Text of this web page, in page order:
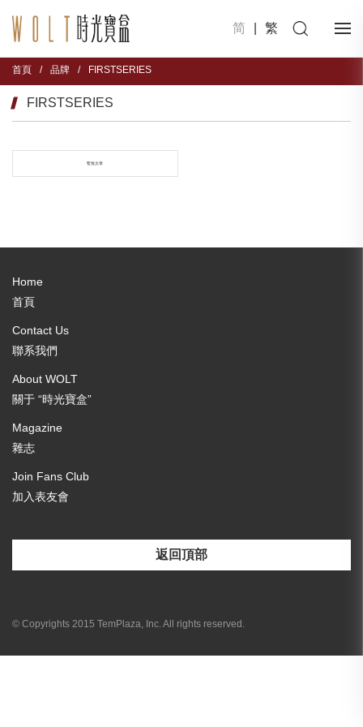
简 繁
首頁 / 品牌 / FIRSTSERIES
FIRSTSERIES
暫無文章
Home
首頁
Contact Us
聯系我們
About WOLT
關于 “時光寶盒”
Magazine
雜志
Join Fans Club
加入表友會
返回頂部
© Copyrights 2015 TemPlaza, Inc. All rights reserved.